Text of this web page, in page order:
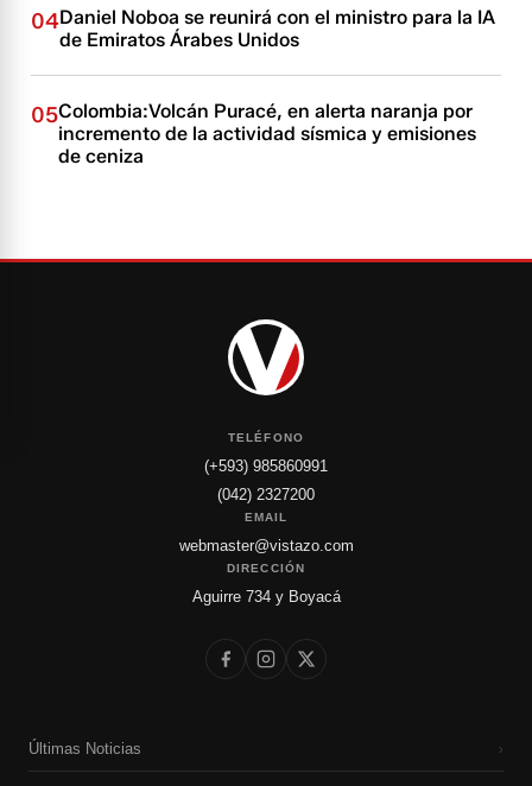
04Daniel Noboa se reunirá con el ministro para la IA
de Emiratos Árabes Unidos
05Colombia:Volcán Puracé, en alerta naranja por
incremento de la actividad sísmica y emisiones
de ceniza
TELÉFONO
(+593) 985860991
(042) 2327200
EMAIL
webmaster@vistazo.com
DIRECCIÓN
Aguirre 734 y Boyacá
Últimas Noticias ›